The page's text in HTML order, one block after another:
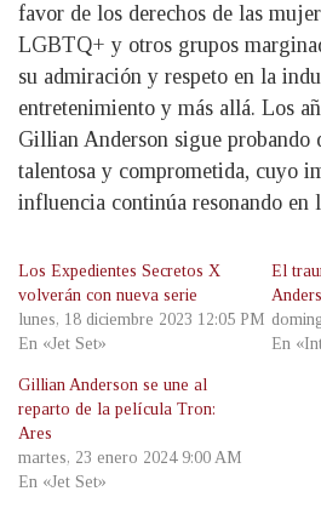
favor de los derechos de las
LGBTQ+ y otros grupos
su admiración y respeto en la
entretenimiento y más allá. Los
Gillian Anderson sigue probando
talentosa y comprometida, cuyo
influencia continúa resonando en
Los Expedientes Secretos X
volverán con nueva serie
lunes, 18 diciembre 2023 12:05 PM
En «Jet Set»
El
En
Gillian Anderson se une al
reparto de la película Tron:
Ares
martes, 23 enero 2024 9:00 AM
En «Jet Set»